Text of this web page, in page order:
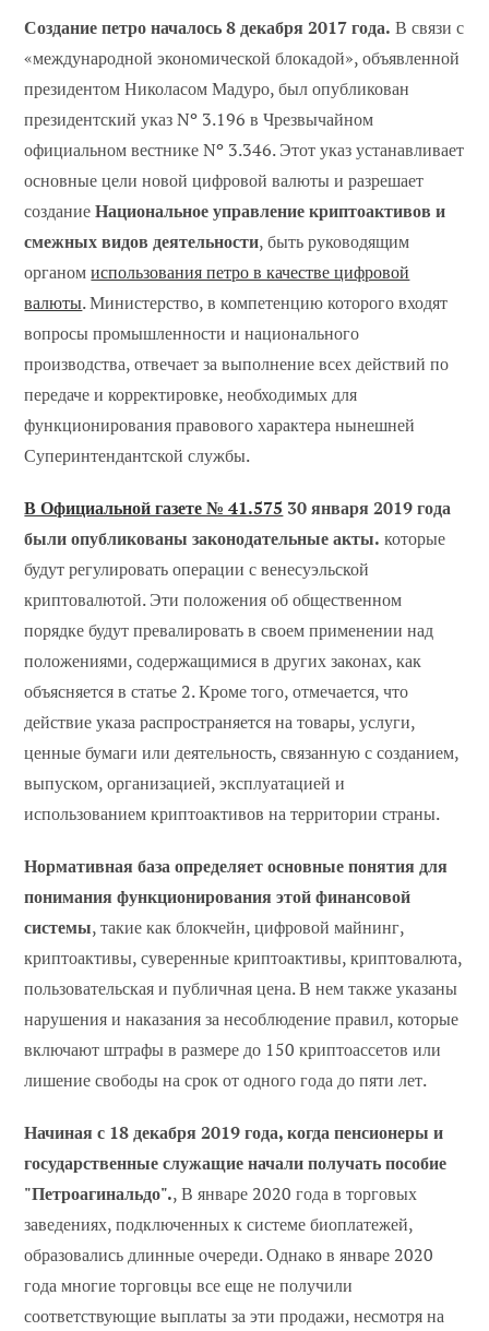
Создание петро началось 8 декабря 2017 года. В связи с
«международной экономической блокадой», объявленной
президентом Николасом Мадуро, был опубликован
президентский указ Nº 3.196 в Чрезвычайном
официальном вестнике Nº 3.346. Этот указ устанавливает
основные цели новой цифровой валюты и разрешает
созданиеНациональное управление криптоактивов и
смежных видов деятельности, быть руководящим
органомиспользования петро в качестве цифровой
валюты. Министерство, в компетенцию которого входят
вопросы промышленности и национального
производства, отвечает за выполнение всех действий по
передаче и корректировке, необходимых для
функционирования правового характера нынешней
Суперинтендантской службы.
В Официальной газете № 41.575 30 января 2019 года
были опубликованы законодательные акты. которые
будут регулировать операции с венесуэльской
криптовалютой. Эти положения об общественном
порядке будут превалировать в своем применении над
положениями, содержащимися в других законах, как
объясняется в статье 2. Кроме того, отмечается, что
действие указа распространяется на товары, услуги,
ценные бумаги или деятельность, связанную с созданием,
выпуском, организацией, эксплуатацией и
использованием криптоактивов на территории страны.
Нормативная база определяет основные понятия для
понимания функционирования этой финансовой
системы, такие как блокчейн, цифровой майнинг,
криптоактивы, суверенные криптоактивы, криптовалюта,
пользовательская и публичная цена. В нем также указаны
нарушения и наказания за несоблюдение правил, которые
включают штрафы в размере до 150 криптоассетов или
лишение свободы на срок от одного года до пяти лет.
Начиная с 18 декабря 2019 года, когда пенсионеры и
государственные служащие начали получать пособие
"Петроагинальдо"., В январе 2020 года в торговых
заведениях, подключенных к системе биоплатежей,
образовались длинные очереди. Однако в январе 2020
года многие торговцы все еще не получили
соответствующие выплаты за эти продажи, несмотря на